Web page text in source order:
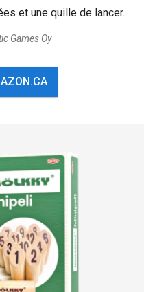
et une quille de lancer.
Games Oy